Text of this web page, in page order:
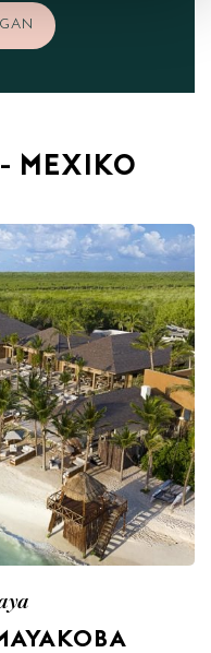
MEXIKO